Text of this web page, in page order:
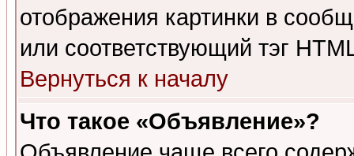
отображения картинки в
или соответствующий тэг
Вернуться к началу
Что такое «Объявление»?